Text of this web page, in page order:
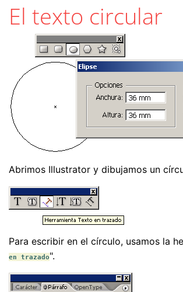
El texto circular
Abrimos Illustrator y dibujamos un
Para escribir en el círculo, usamos la
en trazado".